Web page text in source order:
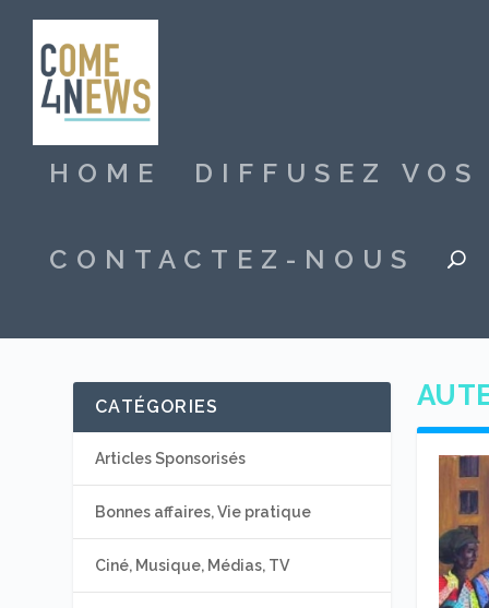
HOME DIFFUSEZ
CONTACTEZ-NOUS
CATÉGORIES
Articles Sponsorisés
Bonnes affaires, Vie pratique
Ciné, Musique, Médias, TV